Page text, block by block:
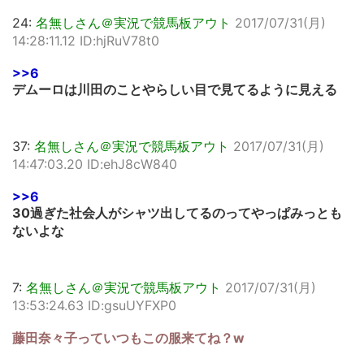
24: 名無しさん＠実況で競馬板アウト 2017/07/31(月)
14:28:11.12 ID:hjRuV78t0
>>6
デムーロは川田のことやらしい目で見てるように見える
37: 名無しさん＠実況で競馬板アウト 2017/07/31(月)
14:47:03.20 ID:ehJ8cW840
>>6
30過ぎた社会人がシャツ出してるのってやっぱみっとも
ないよな
7: 名無しさん＠実況で競馬板アウト 2017/07/31(月)
13:53:24.63 ID:gsuUYFXP0
藤田奈々子っていつもこの服来てね？w